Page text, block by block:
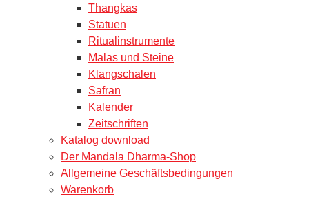
Thangkas
Statuen
Ritualinstrumente
Malas und Steine
Klangschalen
Safran
Kalender
Zeitschriften
Katalog download
Der Mandala Dharma-Shop
Allgemeine Geschäftsbedingungen
Warenkorb